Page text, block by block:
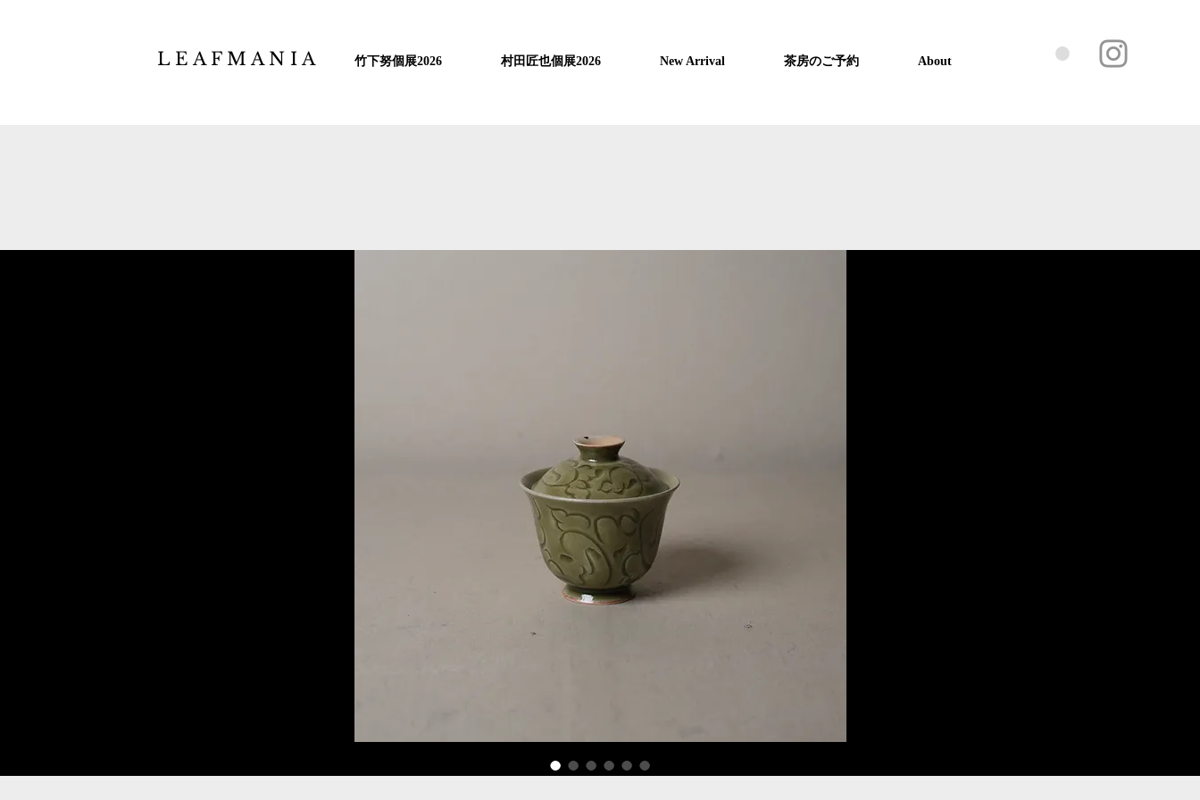
L E A F M A N I A 竹下努個展2026 村田匠也個展2026 New Arrival 茶房のご予約 About